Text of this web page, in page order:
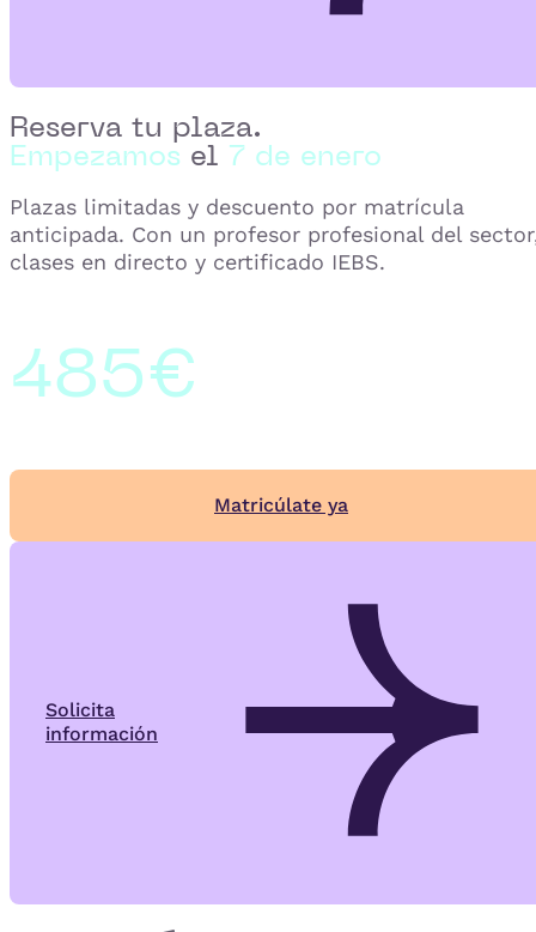
Reserva tu plaza.
Empezamos el 7 de enero
Plazas limitadas y descuento por matrícula
anticipada. Con un profesor profesional del
clases en directo y certificado IEBS.
485€
Matricúlate ya
Solicita
información